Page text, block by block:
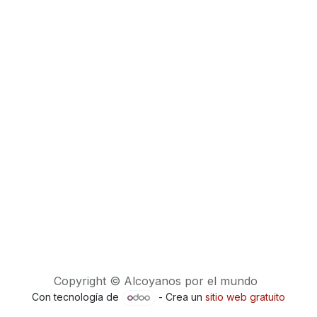
Copyright © Alcoyanos por el mundo
Con tecnología de - Crea unsitio web gratuito